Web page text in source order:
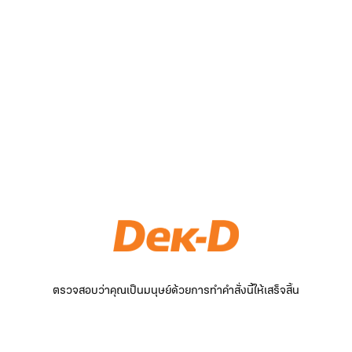
ตรวจสอบว่าคุณเป็นมนุษย์ด้วยการทำคำสั่งนี้ให้เสร็จสิ้น